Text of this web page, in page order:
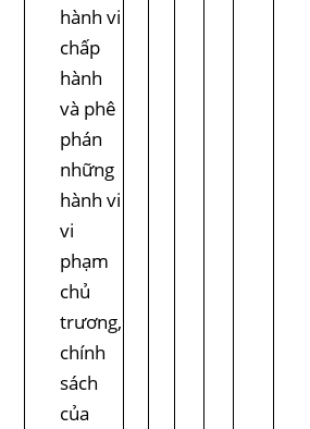
hành vi
chấp
hành
và phê
phán
những
hành vi
vi
phạm
chủ
trương,
chính
sách
của